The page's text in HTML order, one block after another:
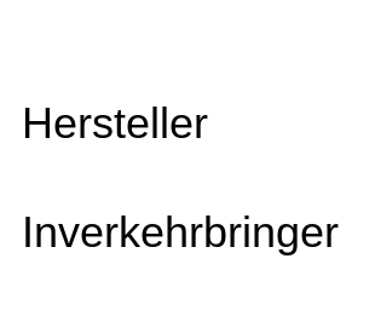
Hersteller
Inverkehrbringer